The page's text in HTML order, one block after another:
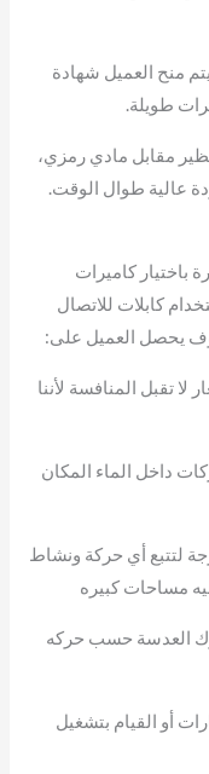
منح العميل شهادة
طويلة.
مقابل مادي رمزي،
عالية طوال الوقت.
باختيار كاميرات
كابلات للاتصال
يحصل العميل على:
تقبل المنافسة لأننا
داخل الماء المكان
تتميز بانها تدور دورة كامله 360 درجة لتتبع أي حركة ونشاط
مساحات كبيره
العدسة حسب حركه
أو القيام بتشغيل